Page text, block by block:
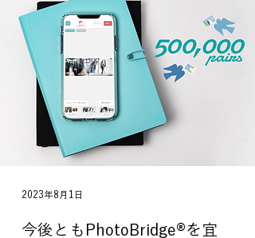
2023年8月1日
今後ともPhotoBridge®︎を宜